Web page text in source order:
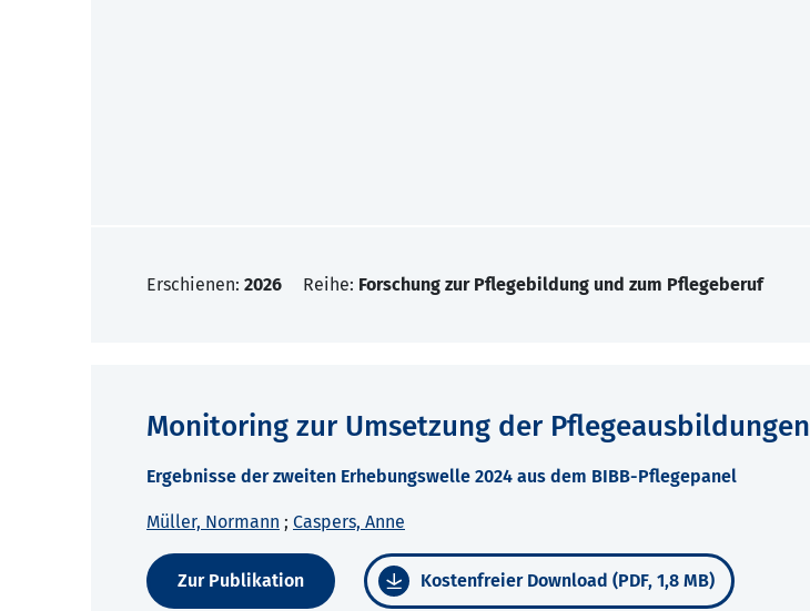
Erschienen: 2026 Reihe: Forschung zur Pflegebildung und zum Pflegeberuf
Monitoring zur Umsetzung der Pflegeausbildungen
Ergebnisse der zweiten Erhebungswelle 2024 aus dem BIBB-Pflegepanel
Müller, Normann ; Caspers, Anne
Zur Publikation Kostenfreier Download (PDF, 1,8 MB)